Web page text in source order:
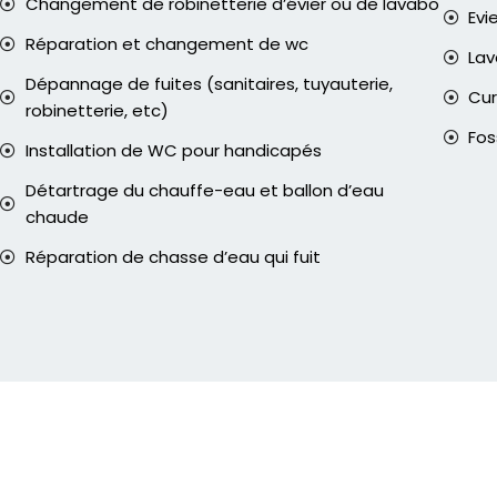
Réparation et changement de wc
Dépannage de fuites (sanitaires, tuyauterie,
robinetterie, etc)
Installation de WC pour handicapés
Détartrage du chauffe-eau et ballon d’eau
chaude
Réparation de chasse d’eau qui fuit